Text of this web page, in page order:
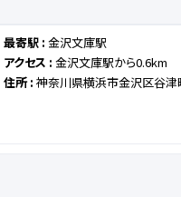
最寄駅 : 金沢文庫駅
アクセス : 金沢文庫駅から0.6km
住所 : 神奈川県横浜市金沢区谷津